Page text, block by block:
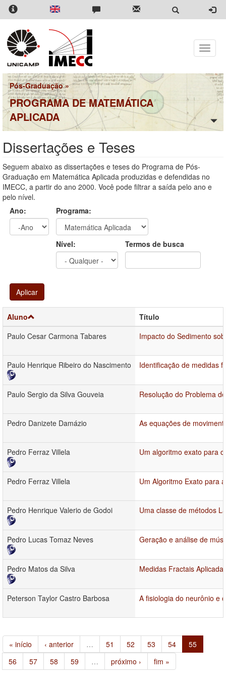
Pular
para
conteúdo
principal
Toggle
Pós-Graduação»
PROGRAMA DE MATEMÁTICA
APLICADA
Dissertações e Teses
Seguem abaixo as dissertações e teses do Programa de Pós-
Graduação em Matemática Aplicada produzidas e defendidas no
IMECC, a partir do ano 2000. Você pode filtrar a saída pelo ano e
pelo nível.
Ano:
Programa:
Nível: Termos de busca
Aplicar
Aluno
Título
Paulo Cesar Carmona Tabares
Impacto do Sedimento
Paulo Henrique Ribeiro do Nascimento Identificação de medidas
Paulo Sergio da Silva Gouveia Resolução do Problema
Pedro Danizete Damázio As equações de
Pedro Ferraz Villela Um algoritmo exato para
Pedro Ferraz Villela Um Algoritmo Exato para
Pedro Henrique Valerio de Godoi Uma classe de métodos
Pedro Lucas Tomaz Neves Geração e análise de
Pedro Matos da Silva Medidas Fractais
Peterson Taylor Castro Barbosa A fisiologia do neurônio e
« início ‹ anterior … 51 52 53 54
55
56
57 58 59 … próximo › fim »